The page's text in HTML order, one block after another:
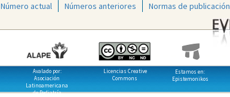
Número actual Números anteriores Normas de publicación
Avalado por:
Asociación
Latinoamericana
de Pediatría
Licencias Creative
Commons
Estamos en:
Epistemonikos